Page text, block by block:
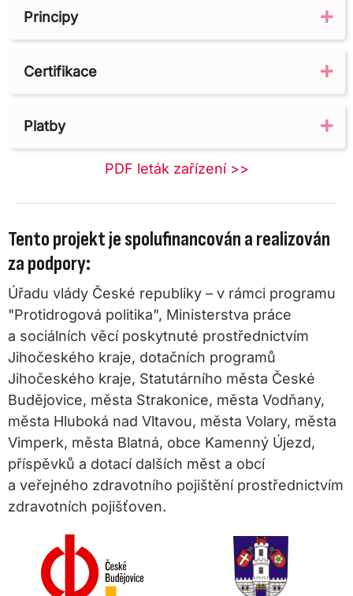
Principy
Certifikace
Platby
PDF leták zařízení >>
Tento projekt je spolufinancován a realizován
za podpory:
Úřadu vlády České republiky – v rámci programu
"Protidrogová politika", Ministerstva práce
a sociálních věcí poskytnuté prostřednictvím
Jihočeského kraje, dotačních programů
Jihočeského kraje, Statutárního města České
Budějovice, města Strakonice, města Vodňany,
města Hluboká nad Vltavou, města Volary, města
Vimperk, města Blatná, obce Kamenný Újezd,
příspěvků a dotací dalších měst a obcí
a veřejného zdravotního pojištění prostřednictvím
zdravotních pojišťoven.